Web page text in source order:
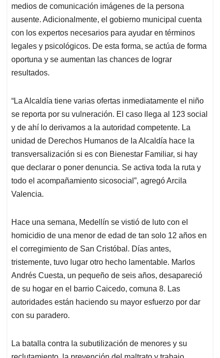
medios de comunicación imágenes de la persona
ausente. Adicionalmente, el gobierno municipal cuenta
con los expertos necesarios para ayudar en términos
legales y psicológicos. De esta forma, se actúa de forma
oportuna y se aumentan las chances de lograr
resultados.
“La Alcaldía tiene varias ofertas inmediatamente el niño
se reporta por su vulneración. El caso llega al 123 social
y de ahí lo derivamos a la autoridad competente. La
unidad de Derechos Humanos de la Alcaldía hace la
transversalización si es con Bienestar Familiar, si hay
que declarar o poner denuncia. Se activa toda la ruta y
todo el acompañamiento sicosocial”, agregó Arcila
Valencia.
Hace una semana, Medellín se vistió de luto con el
homicidio de una menor de edad de tan solo 12 años en
el corregimiento de San Cristóbal. Días antes,
tristemente, tuvo lugar otro hecho lamentable. Marlos
Andrés Cuesta, un pequeño de seis años, desapareció
de su hogar en el barrio Caicedo, comuna 8. Las
autoridades están haciendo su mayor esfuerzo por dar
con su paradero.
La batalla contra la subutilización de menores y su